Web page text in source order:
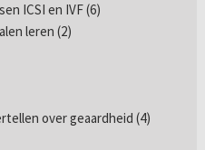
ICSI en IVF (6)
leren (2)
over geaardheid (4)